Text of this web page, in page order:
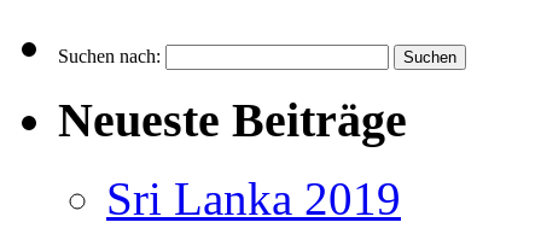
Suchen nach:
Neueste Beiträge
Sri Lanka 2019